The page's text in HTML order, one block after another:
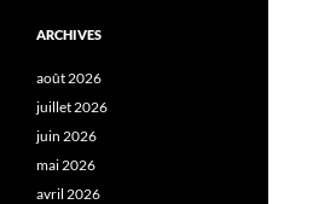
ARCHIVES
août 2026
juillet 2026
juin 2026
mai 2026
avril 2026